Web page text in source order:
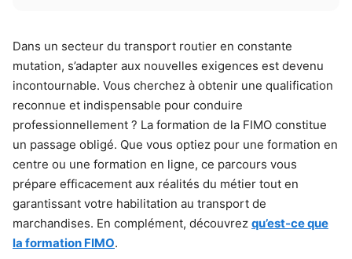
Dans un secteur du transport routier en constante
mutation, s’adapter aux nouvelles exigences est devenu
incontournable. Vous cherchez à obtenir une qualification
reconnue et indispensable pour conduire
professionnellement ? La formation de la FIMO constitue
un passage obligé. Que vous optiez pour une formation en
centre ou une formation en ligne, ce parcours vous
prépare efficacement aux réalités du métier tout en
garantissant votre habilitation au transport de
marchandises. En complément, découvrez qu’est-ce que
la formation FIMO.